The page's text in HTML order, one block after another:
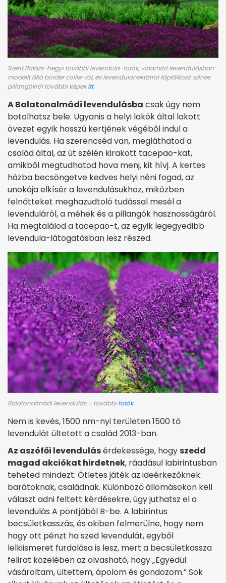
Szent Balázs-hegyi további levendula-fotók, valamint levendulásban
modellt álló border collie-ról, és levendulanektárral táplálkozó színes
pillangókról további képekitt.
A Balatonalmádi levendulásba csak úgy nem
botolhatsz bele. Ugyanis a helyi lakók által lakott
övezet egyik hosszú kertjének végéből indul a
levendulás. Ha szerencséd van, megláthatod a
család által, az út szélén kirakott tacepao-kat,
amikből megtudhatod hova menj, kit hívj. A kertes
házba becsöngetve kedves helyi néni fogad, az
unokája elkísér a levendulásukhoz, miközben
felnőtteket meghazudtoló tudással mesél a
levenduláról, a méhek és a pillangók hasznosságáról.
Ha megtalálod a tacepao-t, az egyik legegyedibb
levendula-látogatásban lesz részed.
Balatonalmádi levendulás – továbbifotók
Nem is kevés, 1500 nm-nyi területen 1500 tő
levendulát ültetett a család 2013-ban.
Az aszófői levendulásérdekessége, hogy szedd
magad akciókat hirdetnek, ráadásul labirintusban
teheted mindezt. Ötletes játék az ideérkezőknek:
barátoknak, családnak. Különböző állomásokon kell
választ adni feltett kérdésekre, úgy juthatsz el a
levendulás A pontjából B-be. A labirintus
becsületkasszás, és akiben felmerülne, hogy nem
hagy ott pénzt ha szed levendulát, egyből
lelkiismeret furdalása is lesz, mert a becsületkassza
felirat közelében az olvasható, hogy „Egyedül
vásároltam, ültettem, ápolom és gondozom.” Sok